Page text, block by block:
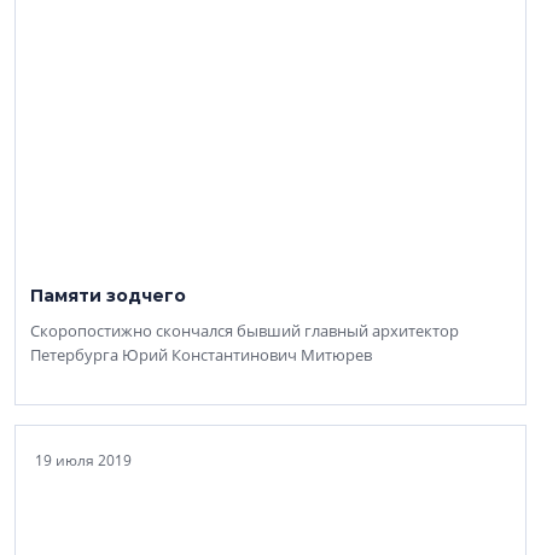
Памяти зодчего
Скоропостижно скончался бывший главный архитектор
Петербурга Юрий Константинович Митюрев
19 июля 2019